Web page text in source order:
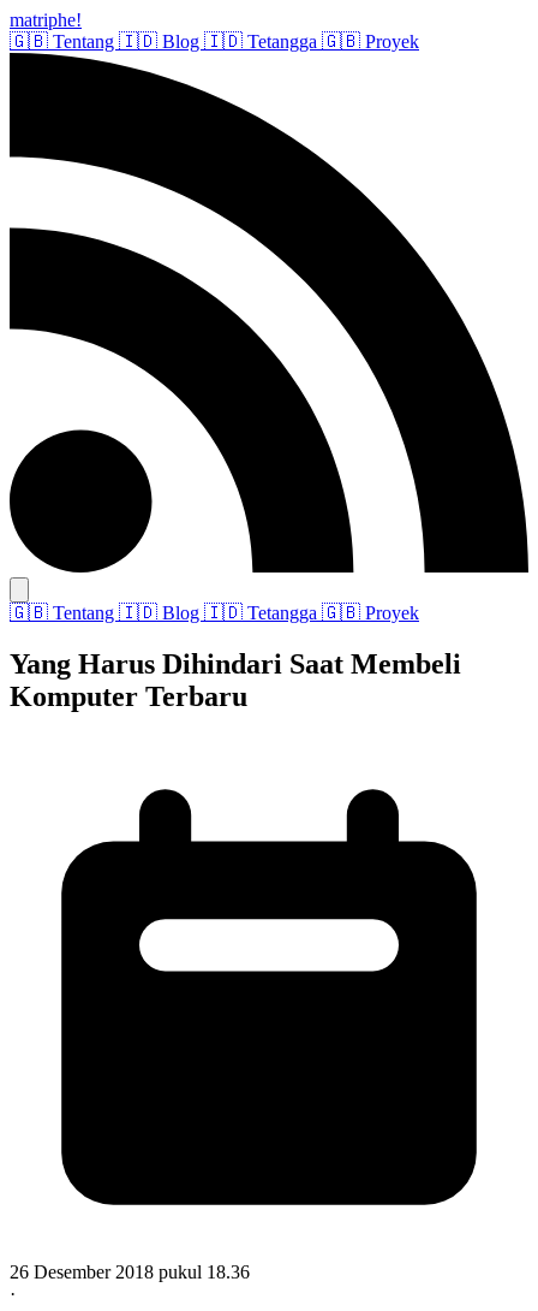
matriphe!
🇬🇧 Tentang 🇮🇩 Blog 🇮🇩 Tetangga 🇬🇧 Proyek
🇬🇧 Tentang 🇮🇩 Blog 🇮🇩 Tetangga 🇬🇧 Proyek
Yang Harus Dihindari Saat Membeli
Komputer Terbaru
26 Desember 2018 pukul 18.36
·